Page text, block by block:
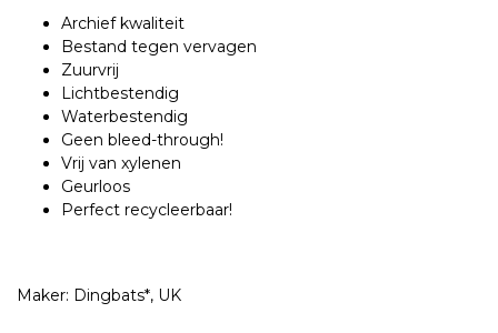
Archief kwaliteit
Bestand tegen vervagen
Zuurvrij
Lichtbestendig
Waterbestendig
Geen bleed-through!
Vrij van xylenen
Geurloos
Perfect recycleerbaar!
Maker: Dingbats*, UK